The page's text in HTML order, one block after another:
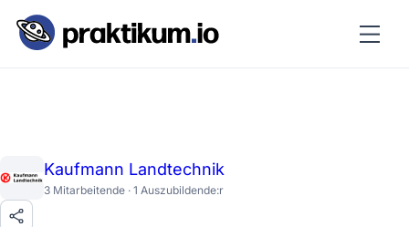
Kaufmann Landtechnik
3 Mitarbeitende · 1 Auszubildende:r